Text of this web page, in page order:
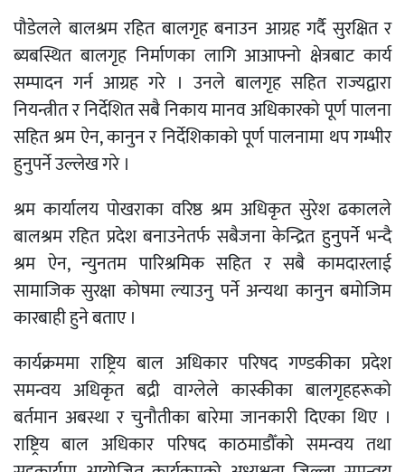
पौडेलले बालश्रम रहित बालगृह बनाउन आग्रह गर्दै सुरक्षित र
ब्यबस्थित बालगृह निर्माणका लागि आआफ्नो क्षेत्रबाट कार्य
सम्पादन गर्न आग्रह गरे । उनले बालगृह सहित राज्यद्वारा
नियन्त्रीत र निर्देशित सबै निकाय मानव अधिकारको पूर्ण पालना
सहित श्रम ऐन, कानुन र निर्देशिकाको पूर्ण पालनामा थप गम्भीर
हुनुपर्ने उल्लेख गरे ।
श्रम कार्यालय पोखराका वरिष्ठ श्रम अधिकृत सुरेश ढकालले
बालश्रम रहित प्रदेश बनाउनेतर्फ सबैजना केन्द्रित हुनुपर्ने भन्दै
श्रम ऐन, न्युनतम पारिश्रमिक सहित र सबै कामदारलाई
सामाजिक सुरक्षा कोषमा ल्याउनु पर्ने अन्यथा कानुन बमोजिम
कारबाही हुने बताए ।
कार्यक्रममा राष्ट्रिय बाल अधिकार परिषद गण्डकीका प्रदेश
समन्वय अधिकृत बद्री वाग्लेले कास्कीका बालगृहहरूको
बर्तमान अबस्था र चुनौतीका बारेमा जानकारी दिएका थिए ।
राष्ट्रिय बाल अधिकार परिषद काठमाडौँको समन्वय तथा